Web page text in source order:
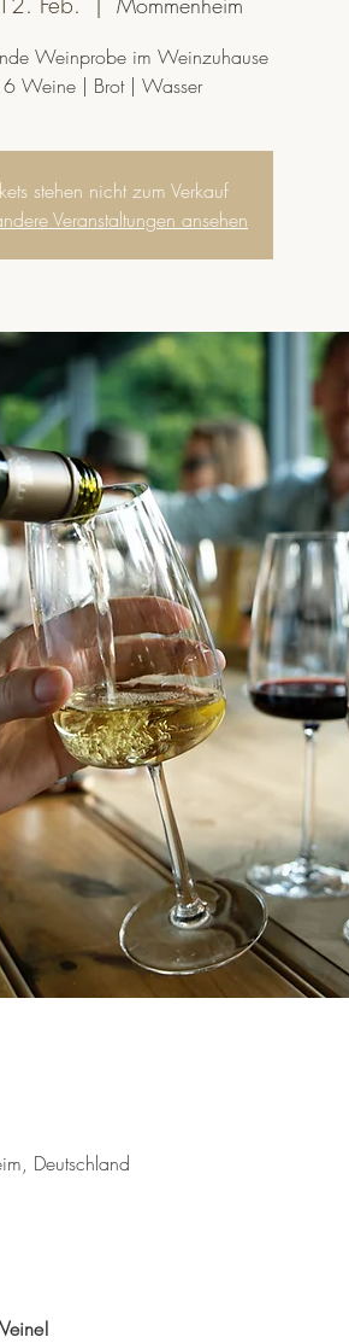
Weinprobe im Weinzuhause
6 Weine | Brot | Wasser
stehen nicht zum Verkauf
Veranstaltungen ansehen
Deutschland